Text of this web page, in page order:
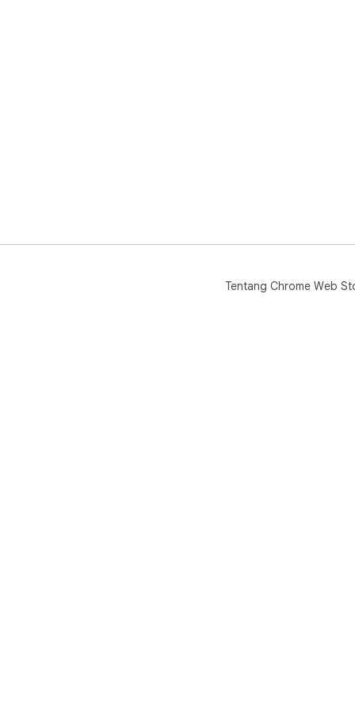
Tentang Chrome Web